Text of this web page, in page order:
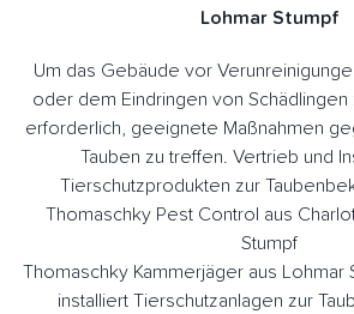
Lohmar Stumpf
Um das Gebäude vor
oder dem Eindringen von Schädlingen
erforderlich, geeignete Maßnahmen
Tauben zu treffen. Vertrieb und
Tierschutzprodukten zur
Thomaschky Pest Control aus
Stumpf
Thomaschky Kammerjäger aus Lohmar
installiert Tierschutzanlagen zur